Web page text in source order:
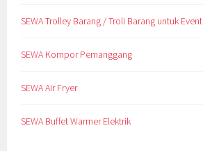
SEWA Trolley Barang / Troli Barang untuk Event
SEWA Kompor Pemanggang
SEWA Air Fryer
SEWA Buffet Warmer Elektrik